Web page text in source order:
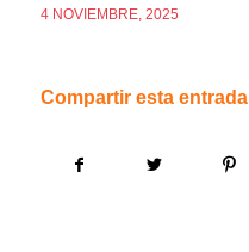
4 NOVIEMBRE, 2025
Compartir esta entrada